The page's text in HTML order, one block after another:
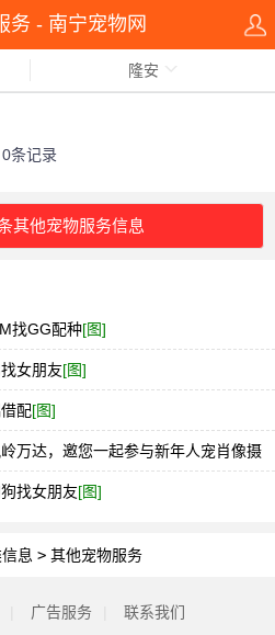
务 - 南宁宠物网
隆安
0条记录
其他宠物服务信息
找GG配种[图]
女朋友[图]
配[图]
万达，邀您一起参与新年人宠肖像摄
找女朋友[图]
息 > 其他宠物服务
广告服务 联系我们